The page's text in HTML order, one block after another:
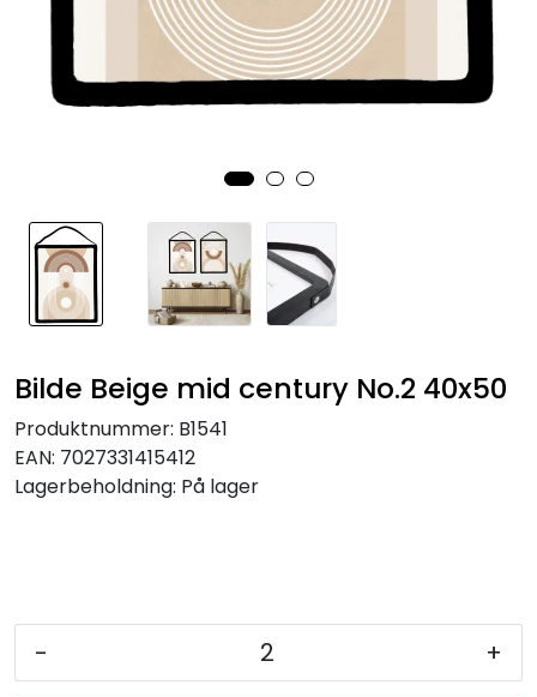
Bilde Beige mid century No.2 40x50
Produktnummer: B1541
EAN: 7027331415412
Lagerbeholdning: På lager
- +